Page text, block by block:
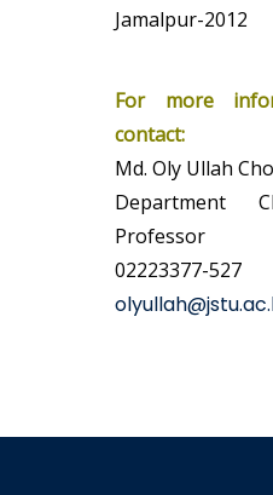
Jamalpur-2012
For more
contact:
Md. Oly Ullah
Department
Professor
02223377-527